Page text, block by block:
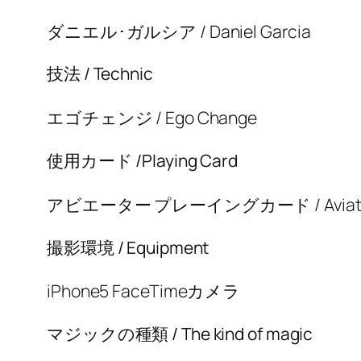
ダニエル･ガルシア / Daniel Garcia
技法 / Technic
エゴチェンジ / Ego Change
使用カード /Playing Card
アビエーター プレーイングカード /
撮影環境 / Equipment
iPhone5 FaceTimeカメラ
マジックの種類 / The kind of magic